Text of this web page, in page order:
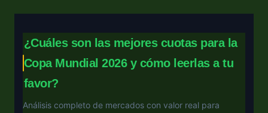
¿Cuáles son las mejores cuotas para la
Copa Mundial 2026 y cómo leerlas a tu
favor?
Análisis completo de mercados con valor real para